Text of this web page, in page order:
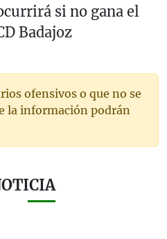
si no gana el
Badajoz
ofensivos o que no se
la información podrán